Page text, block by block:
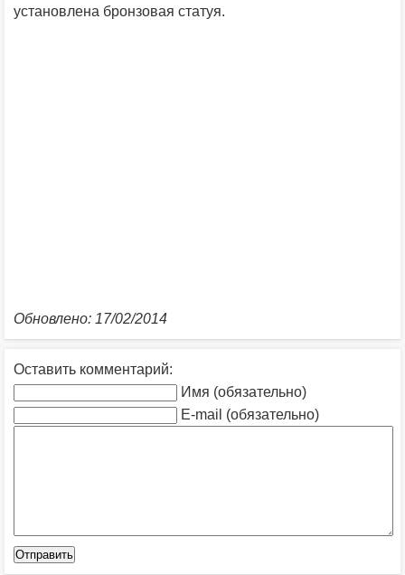
установлена бронзовая статуя.
Обновлено: 17/02/2014
Оставить комментарий:
Имя (обязательно)
E-mail (обязательно)